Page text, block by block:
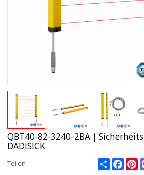
QBT40-82-3240-2BA｜
DADISICK
Teilen Share